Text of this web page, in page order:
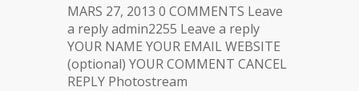
MARS 27, 2013 0 COMMENTS Leave
a reply admin2255 Leave a reply
YOUR NAME YOUR EMAIL WEBSITE
(optional) YOUR COMMENT CANCEL
REPLY Photostream